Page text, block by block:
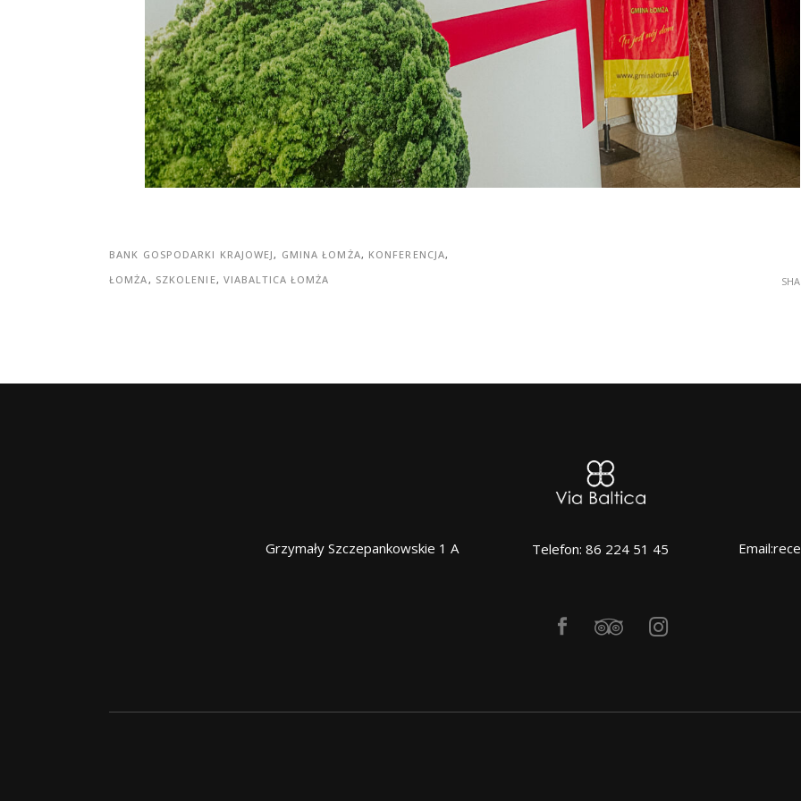
BANK GOSPODARKI KRAJOWEJ, GMINA ŁOMŻA, KONFERENCJA,
ŁOMŻA, SZKOLENIE, VIABALTICA ŁOMŻA
Grzymały Szczepankowskie 1 A Telefon: 86 224 51 45